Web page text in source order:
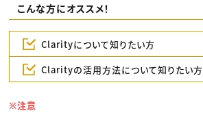
こんな方にオススメ！
Clarityについて知りたい方
Clarityの活用方法について知りたい方
※注意